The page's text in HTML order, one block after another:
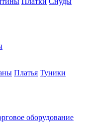
Платья Туники
оборудование